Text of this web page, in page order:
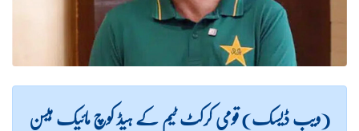
کرکٹ ٹیم کے ہیڈ کوچ مائیک ہیسن